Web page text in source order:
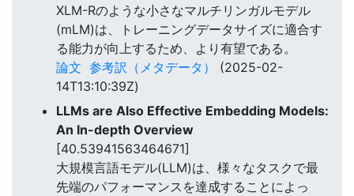
XLM-Rのような小さなマルチリンガルモデル
(mLM)は、トレーニングデータサイズに適合す
る能力が向上するため、より有望である。
論文 参考訳（メタデータ）
(2025-02-
14T13:10:39Z)
LLMs are Also Effective Embedding Models:
An In-depth Overview
[40.53941563464671]
大規模言語モデル(LLM)は、様々なタスクで最
先端のパフォーマンスを達成することによっ